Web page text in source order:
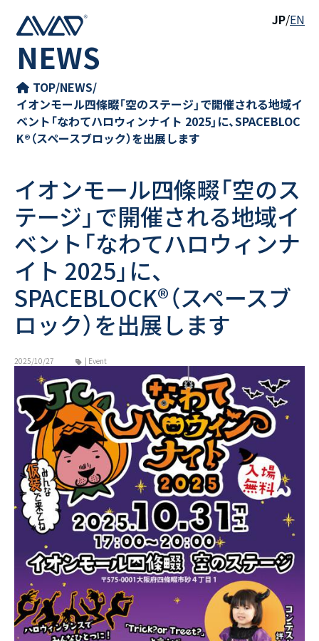
NEWS
TOP/NEWS/
イオンモール四條畷「空のステージ」で開催される地域イ
ベント「なわてハロウィンナイト 2025」に、SPACEBLOC
K®（スペースブロック）を出展します
イオンモール四條畷「空のス
テージ」で開催される地域イ
ベント「なわてハロウィンナ
イト 2025」に、
SPACEBLOCK®（スペースブ
ロック）を出展します
2025/10/27 | Event
JP/EN